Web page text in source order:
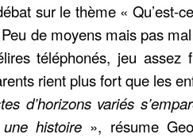
sur le thème « Qu’est-
de moyens mais pas
téléphonés, jeu assez
rient plus fort que les
d’horizons variés
histoire », résume